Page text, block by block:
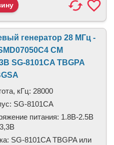
генератор 28 МГц -
CM
SG-8101CA TBGPA
кГц: 28000
SG-8101CA
питания: 1.8В-2.5B
SG-8101CA TBGPA или